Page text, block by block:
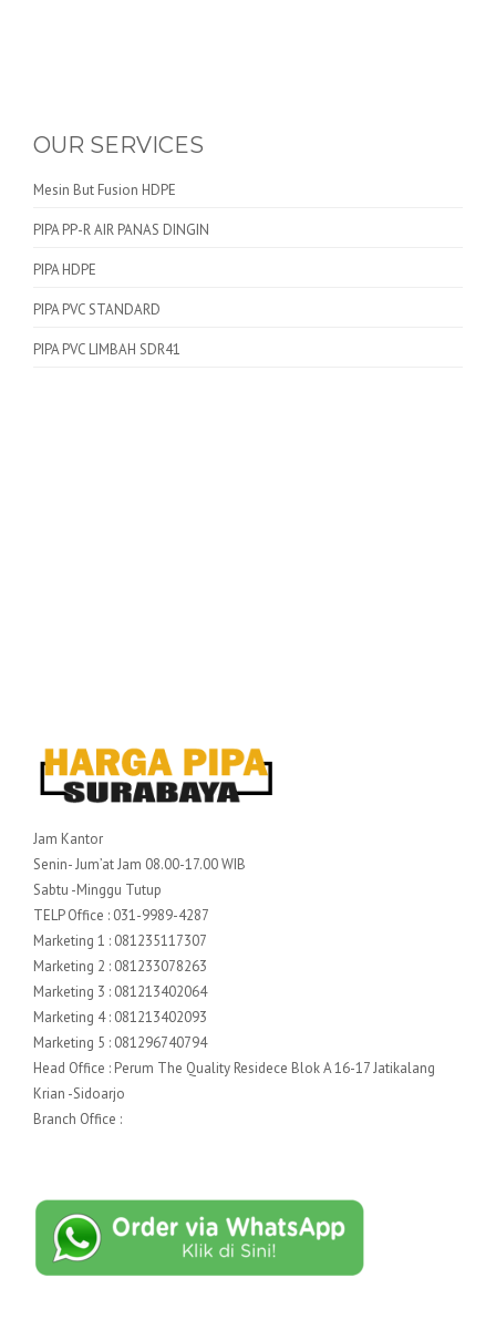
OUR SERVICES
Mesin But Fusion HDPE
PIPA PP-R AIR PANAS DINGIN
PIPA HDPE
PIPA PVC STANDARD
PIPA PVC LIMBAH SDR41
Jam Kantor
Senin- Jum’at Jam 08.00-17.00 WIB
Sabtu -Minggu Tutup
TELP Office : 031-9989-4287
Marketing 1 : 081235117307
Marketing 2 : 081233078263
Marketing 3 : 081213402064
Marketing 4 : 081213402093
Marketing 5 : 081296740794
Head Office : Perum The Quality Residece Blok A 16-17 Jatikalang
Krian -Sidoarjo
Branch Office :